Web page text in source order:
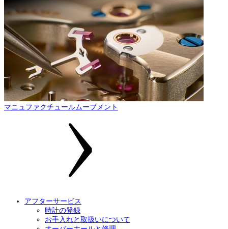
マニュファクチュールムーブメント
アフターサービス
時計の登録
お手入れと取扱いについて